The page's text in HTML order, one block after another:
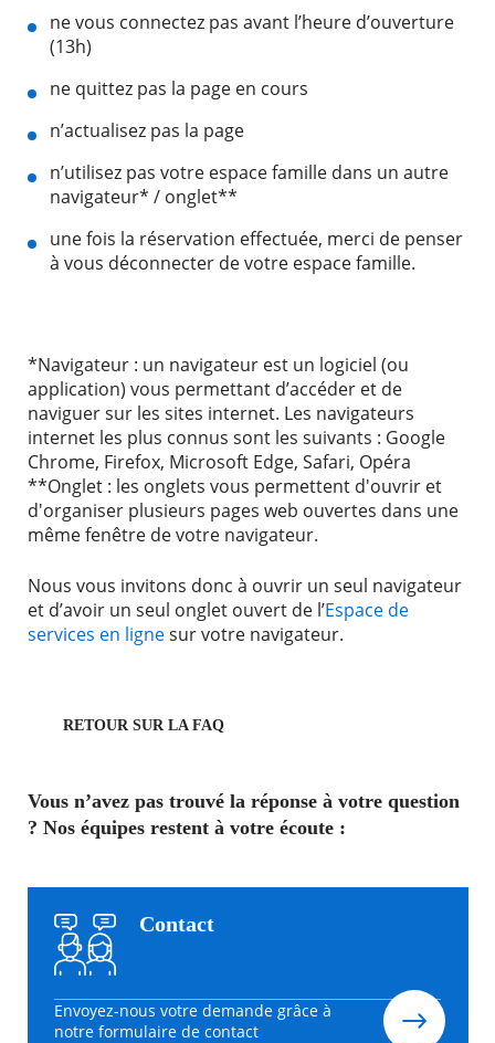
ne vous connectez pas avant l’heure d’ouverture
(13h)
ne quittez pas la page en cours
n’actualisez pas la page
n’utilisez pas votre espace famille dans un autre
navigateur* / onglet**
une fois la réservation effectuée, merci de penser
à vous déconnecter de votre espace famille.
*Navigateur : un navigateur est un logiciel (ou
application) vous permettant d’accéder et de
naviguer sur les sites internet. Les navigateurs
internet les plus connus sont les suivants : Google
Chrome, Firefox, Microsoft Edge, Safari, Opéra
**Onglet : les onglets vous permettent d'ouvrir et
d'organiser plusieurs pages web ouvertes dans une
même fenêtre de votre navigateur.
Nous vous invitons donc à ouvrir un seul navigateur
et d’avoir un seul onglet ouvert de l’Espace de
services en lignesur votre navigateur.
RETOUR SUR LA FAQ
Vous n’avez pas trouvé la réponse à votre question
? Nos équipes restent à votre écoute :
Contact
Envoyez-nous votre demande grâce à
notre formulaire de contact